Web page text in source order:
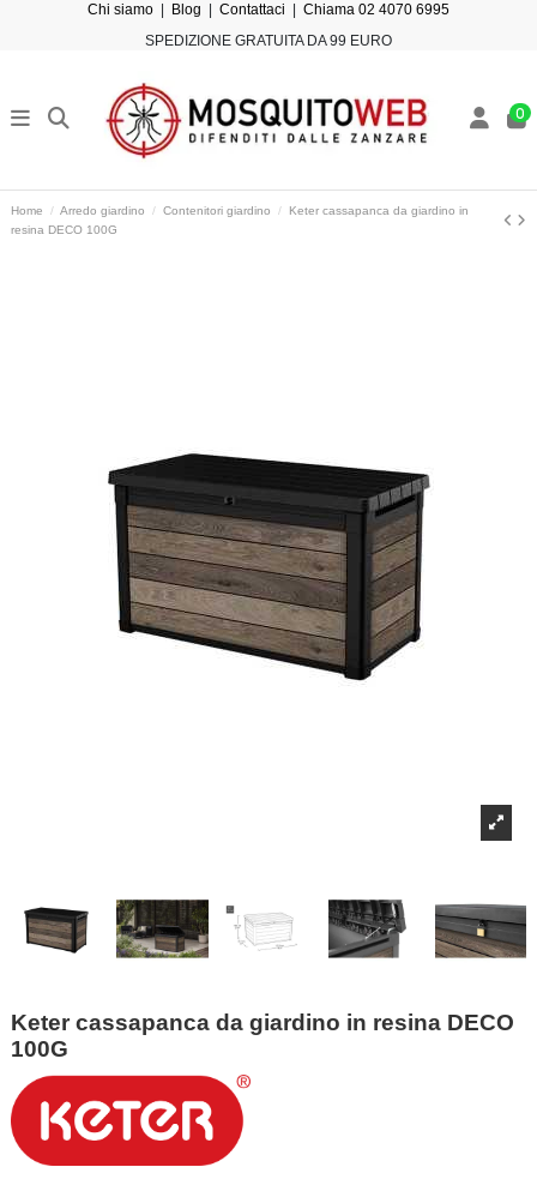
Chi siamo Blog Contattaci
Chiama 02 4070 6995
SPEDIZIONE GRATUITA DA 99 EURO
0
Home Arredo giardino Contenitori giardino
Keter cassapanca da giardino in
resina DECO 100G
Keter cassapanca da giardino in resina DECO
100G